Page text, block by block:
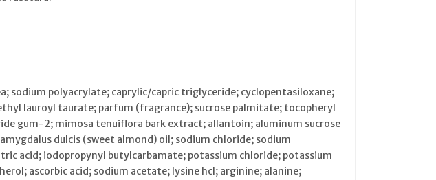
sodium polyacrylate; caprylic/capric triglyceride; cyclopentasiloxane;
lauroyl taurate; parfum (fragrance); sucrose palmitate; tocopheryl
gum-2; mimosa tenuiflora bark extract; allantoin; aluminum sucrose
dulcis (sweet almond) oil; sodium chloride; sodium
acid; iodopropynyl butylcarbamate; potassium chloride; potassium
ascorbic acid; sodium acetate; lysine hcl; arginine; alanine;